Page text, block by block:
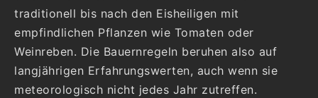
traditionell bis nach den Eisheiligen mit
empfindlichen Pflanzen wie Tomaten oder
Weinreben. Die Bauernregeln beruhen also auf
langjährigen Erfahrungswerten, auch wenn sie
meteorologisch nicht jedes Jahr zutreffen.